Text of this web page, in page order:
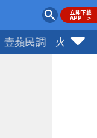
壹蘋民調 火線話